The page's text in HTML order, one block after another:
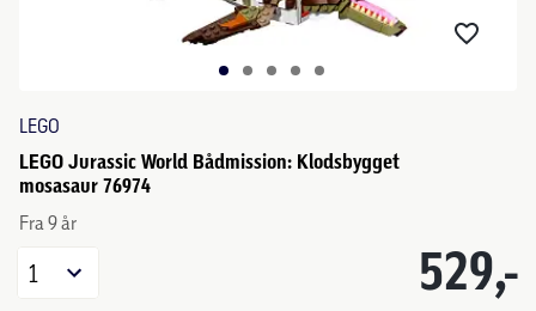
LEGO
LEGO Jurassic World Bådmission: Klodsbygget
mosasaur 76974
Fra 9 år
529,-
1